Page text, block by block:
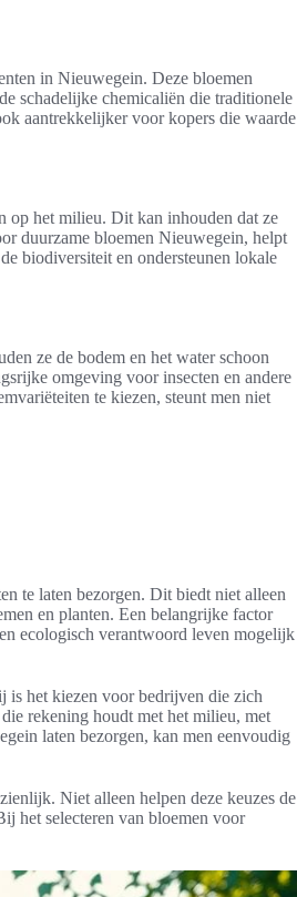
in Nieuwegein. Deze bloemen
schadelijke chemicaliën die traditionele
aantrekkelijker voor kopers die waarde
op het milieu. Dit kan inhouden dat ze
duurzame bloemen Nieuwegein, helpt
biodiversiteit en ondersteunen lokale
ze de bodem en het water schoon
omgeving voor insecten en andere
te kiezen, steunt men niet
te laten bezorgen. Dit biedt niet alleen
en planten. Een belangrijke factor
ecologisch verantwoord leven mogelijk
is het kiezen voor bedrijven die zich
rekening houdt met het milieu, met
laten bezorgen, kan men eenvoudig
Niet alleen helpen deze keuzes de
het selecteren van bloemen voor